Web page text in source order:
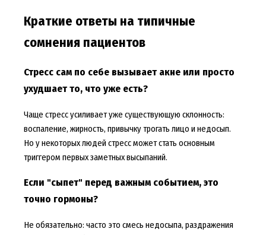
Краткие ответы на типичные
сомнения пациентов
Стресс сам по себе вызывает акне или просто
ухудшает то, что уже есть?
Чаще стресс усиливает уже существующую склонность:
воспаление, жирность, привычку трогать лицо и недосып.
Но у некоторых людей стресс может стать основным
триггером первых заметных высыпаний.
Если "сыпет" перед важным событием, это
точно гормоны?
Не обязательно: часто это смесь недосыпа, раздражения